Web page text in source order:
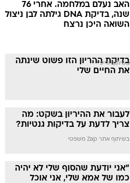
האב נעלם במלחמה. אחרי 76
שנה, בדיקת DNA גילתה לבן ניצול
השואה היכן נרצח
בדיקת ההריון הזו פשוט שינתה
את החיים שלי
בשיתוף וריפיי
לעבור את ההיריון בשקט: מה
צריך לדעת על בדיקות גנטיות?
בשיתוף אתר Zap משפטי
"אני יודעת שהסוף שלי לא יהיה
כמו של אמא שלי, אני אוכל